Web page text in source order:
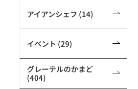
アイアンシェフ (14)
イベント (29)
グレーテルのかまど
(404)